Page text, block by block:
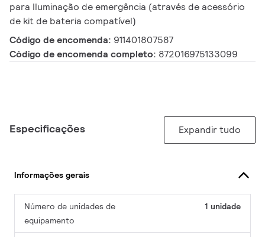
para Iluminação de emergência (através de acessório
de kit de bateria compatível)
Código de encomenda: 911401807587
Código de encomenda completo: 872016975133099
Especificações Expandir tudo
Informações gerais
Número de unidades de
equipamento
1 unidade